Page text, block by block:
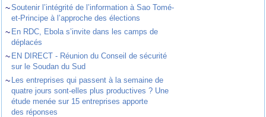
~Soutenir l’intégrité de l’information à Sao Tomé-
et-Principe à l’approche des élections
~ En RDC, Ebola s’invite dans les camps de
déplacés
~ EN DIRECT - Réunion du Conseil de sécurité
sur le Soudan du Sud
~ Les entreprises qui passent à la semaine de
quatre jours sont-elles plus productives ? Une
étude menée sur 15 entreprises apporte
des réponses